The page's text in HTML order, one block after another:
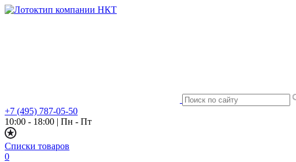
+7 (495) 787-05-50
10:00 - 18:00 | Пн - Пт
Списки товаров
0